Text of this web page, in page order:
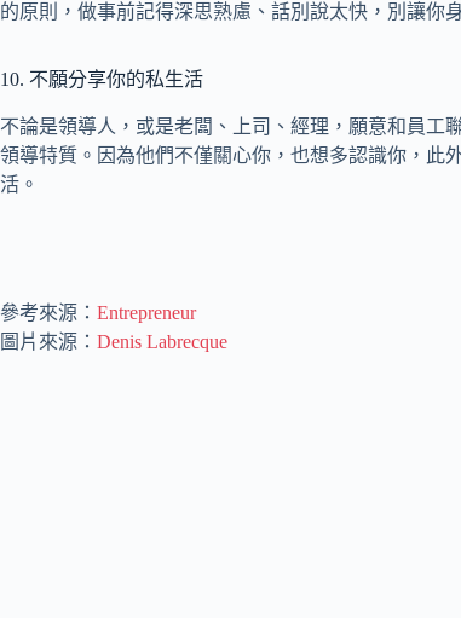
的原則，做事前記得深思熟慮、話別說太快，別讓你
10. 不願分享你的私生活
不論是領導人，或是老闆、上司、經理，願意和員工
領導特質。因為他們不僅關心你，也想多認識你，此
活。
參考來源： Entrepreneur
圖片來源： Denis Labrecque